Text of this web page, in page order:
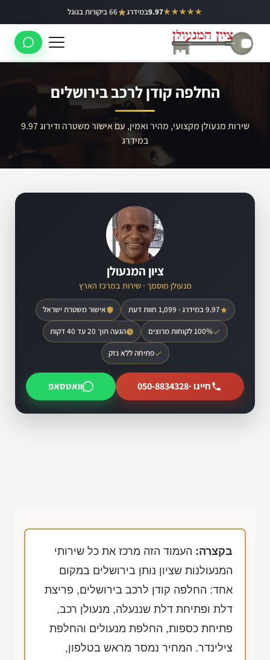
לתוכן
★★★★★
9.97במידרג 66 ביקורות בגוגל באר יעקב
ראשון לציון
לוד
רמלה
החלפה קודן לרכב בירושלים
שירות מנעולן מקצועי, מהיר ואמין, עם אישור משטרה ודירוג 9.97
במידרג
ציון המנעולן
מנעולן מוסמך · שירות במרכז הארץ
9.97 במידרג · 1,099 חוות דעת אישור משטרת ישראל
100% לקוחות מרוצים הגעה תוך 20 עד 40 דקות
פתיחה ללא נזק
חייגו ·050-8834328 וואטסאפ
בקצרה: העמוד הזה מרכז את כל שירותי
המנעולנות שציון נותן בירושלים במקום
אחד: החלפה קודן לרכב בירושלים, פריצת
דלת ופתיחת דלת שננעלה, מנעולן רכב,
פתיחת כספות, החלפת מנעולים והחלפת
צילינדר. המחיר נמסר מראש בטלפון,